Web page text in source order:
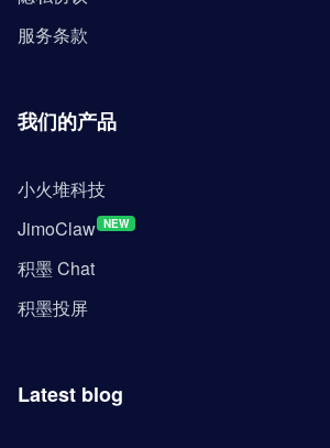
服务条款
我们的产品
小火堆科技
JimoClaw NEW
积墨 Chat
积墨投屏
Latest blog